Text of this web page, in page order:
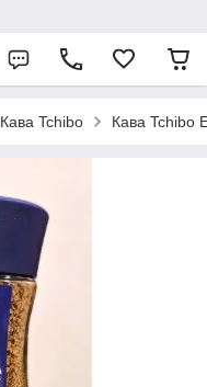
Кава Tchibo Кава Tchibo